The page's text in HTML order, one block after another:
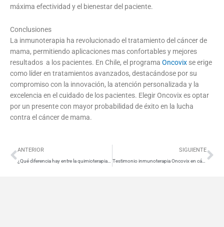
máxima efectividad y el bienestar del paciente.
Conclusiones
La inmunoterapia ha revolucionado el tratamiento del cáncer de
mama, permitiendo aplicaciones mas confortables y mejores
resultados a los pacientes. En Chile, el programa Oncovix se erige
como líder en tratamientos avanzados, destacándose por su
compromiso con la innovación, la atención personalizada y la
excelencia en el cuidado de los pacientes. Elegir Oncovix es optar
por un presente con mayor probabilidad de éxito en la lucha
contra el cáncer de mama.
Ant
ANTERIOR SIGUIENTE
Testimonio inmunoterapia Oncovix en cáncer de colon